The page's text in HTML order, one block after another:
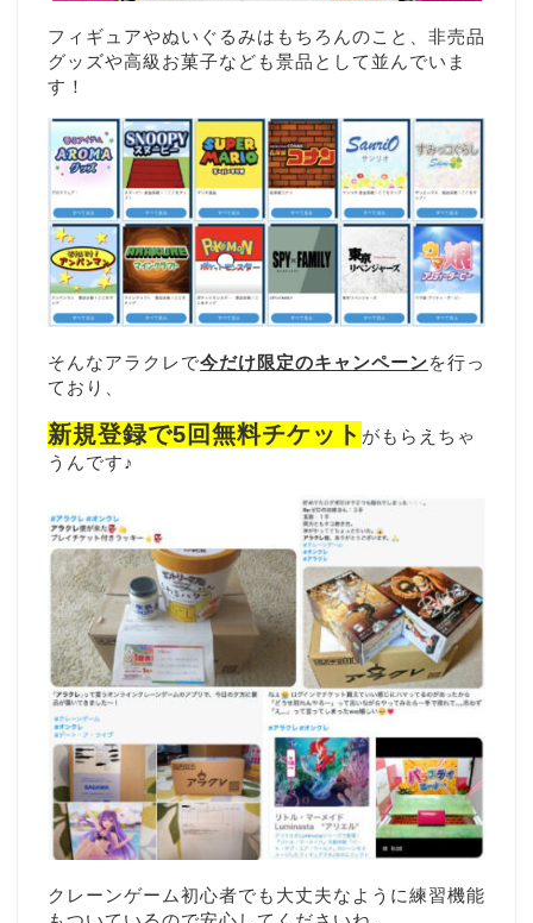
フィギュアやぬいぐるみはもちろんのこと、非売品
グッズや高級お菓子なども景品として並んでいま
す！
そんなアラクレで今だけ限定のキャンペーンを行っ
ており、
新規登録で5回無料チケット がもらえちゃ
うんです♪
クレーンゲーム初心者でも大丈夫なように練習機能